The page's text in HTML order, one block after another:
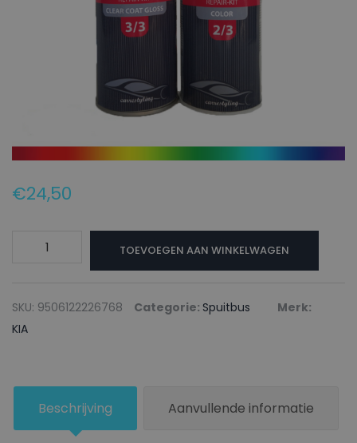
€24,50
Blanke
lak
SUNBEAM
SILVER
-
TOEVOEGEN AAN WINKELWAGEN
SKU: 9506122226768 Categorie: Spuitbus
Merk:
KIA
Beschrijving Aanvullende informatie